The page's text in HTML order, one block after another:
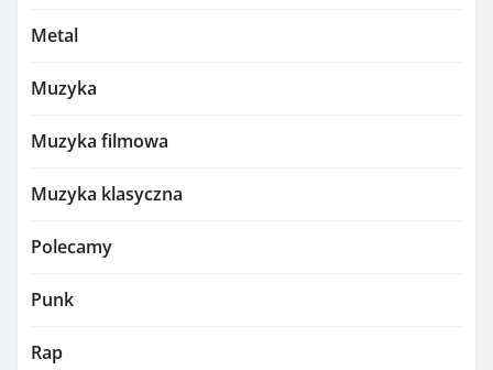
Metal
Muzyka
Muzyka filmowa
Muzyka klasyczna
Polecamy
Punk
Rap